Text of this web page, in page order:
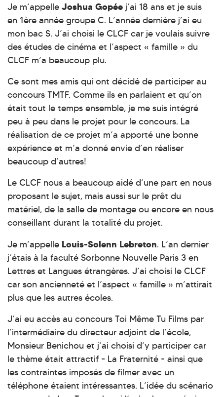
Je m’appelle Joshua Gopée j’ai 18 ans et je suis
en 1ère année groupe C. L’année dernière j’ai eu
mon bac S. J’ai choisi le CLCF car je voulais suivre
des études de cinéma et l’aspect « famille » du
CLCF m’a beaucoup plu.
Ce sont mes amis qui ont décidé de participer au
concours TMTF. Comme ils en parlaient et qu’on
était tout le temps ensemble, je me suis intégré
peu à peu dans le projet pour le concours. La
réalisation de ce projet m’a apporté une bonne
expérience et m’a donné envie d’en réaliser
beaucoup d’autres!
Le CLCF nous a beaucoup aidé d’une part en nous
proposant le sujet, mais aussi sur le prêt du
matériel, de la salle de montage ou encore en nous
conseillant durant la totalité du projet.
Je m’appelle Louis-Solenn Lebreton. L’an dernier
j’étais à la faculté Sorbonne Nouvelle Paris 3 en
Lettres et Langues étrangères. J’ai choisi le CLCF
car son ancienneté et l’aspect « famille » m’attirait
plus que les autres écoles.
J’ai eu accès au concours Toi Même Tu Films par
l’intermédiaire du directeur adjoint de l’école,
Monsieur Benichou et j’ai choisi d’y participer car
le thème était attractif - La Fraternité - ainsi que
les contraintes imposés de filmer avec un
téléphone étaient intéressantes. L’idée du scénario